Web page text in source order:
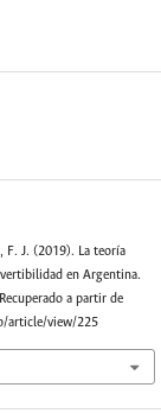
F. J. (2019). La teoría
en Argentina.
a partir de
article/view/225